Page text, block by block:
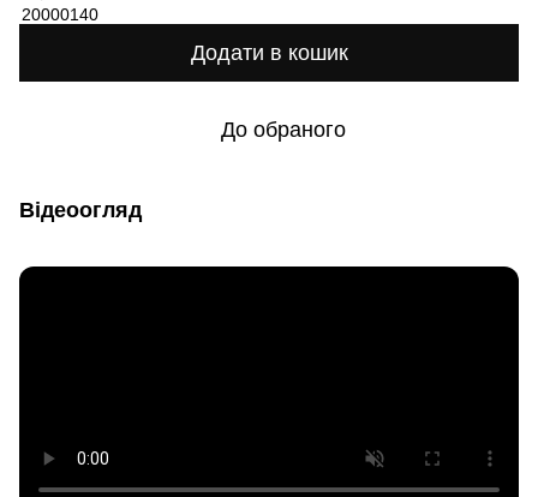
Додати в кошик
До обраного
Відеоогляд